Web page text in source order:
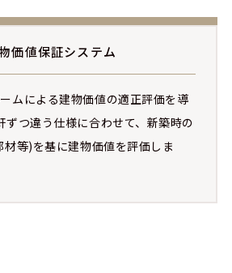
価値保証システム
ムによる建物価値の適正評価を導
ずつ違う仕様に合わせて、新築時の
等)を基に建物価値を評価しま